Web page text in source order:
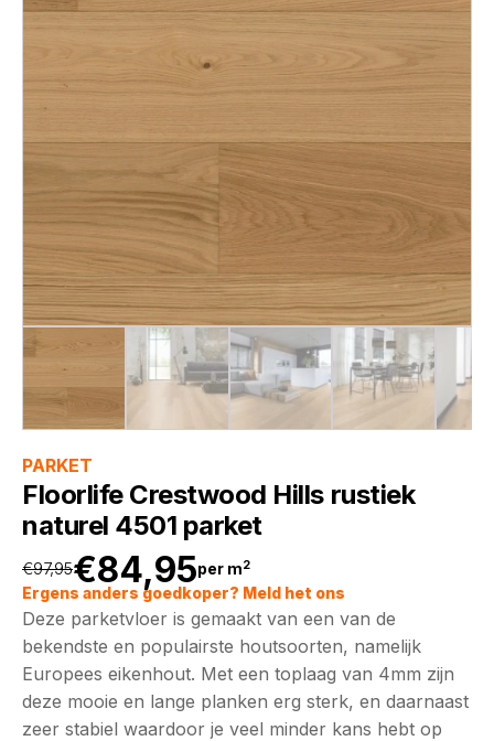
PARKET
Floorlife Crestwood Hills rustiek
naturel 4501 parket
€97,95
Oorspronkelijke
prijs
was:
€84,95
Huidige
prijs
is:
per m2
Ergens anders goedkoper? Meld het ons
Deze parketvloer is gemaakt van een van de
bekendste en populairste houtsoorten, namelijk
Europees eikenhout. Met een toplaag van 4mm zijn
deze mooie en lange planken erg sterk, en daarnaast
zeer stabiel waardoor je veel minder kans hebt op